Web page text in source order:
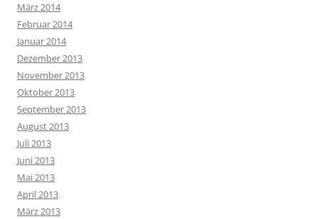
März 2014
Februar 2014
Januar 2014
Dezember 2013
November 2013
Oktober 2013
September 2013
August 2013
Juli 2013
Juni 2013
Mai 2013
April 2013
März 2013